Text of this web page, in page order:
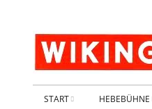
START HEBEBÜHNE